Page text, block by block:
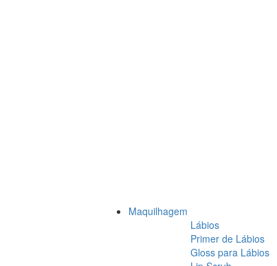
Maquilhagem
Lábios
Primer de Lábios
Gloss para Lábios